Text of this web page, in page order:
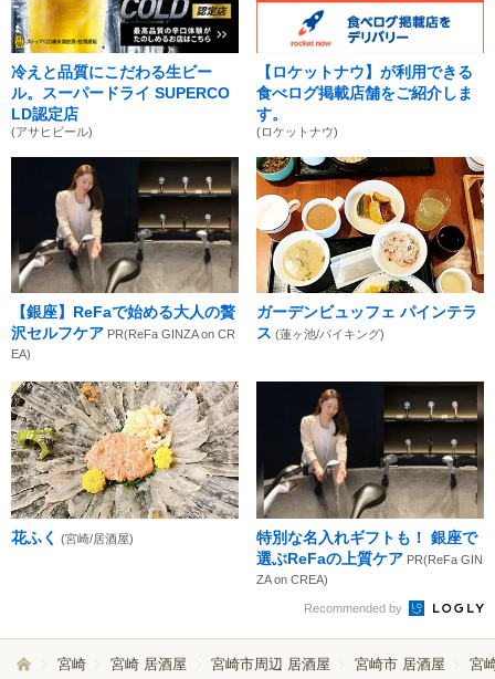
冷えと品質にこだわる生ビー
ル。スーパードライ SUPERCO
LD認定店
(アサヒビール)
【ロケットナウ】が利用できる
食べログ掲載店舗をご紹介しま
す。
(ロケットナウ)
【銀座】ReFaで始める大人の贅
沢セルフケア PR(ReFa GINZA on CR
EA)
ガーデンビュッフェ パインテラ
ス (蓮ヶ池/バイキング)
花ふく (宮崎/居酒屋)
特別な名入れギフトも！ 銀座で
選ぶReFaの上質ケア PR(ReFa GIN
ZA on CREA)
Recommended by
宮崎 宮崎 居酒屋 宮崎市周辺 居酒屋 宮崎市 居酒屋 宮